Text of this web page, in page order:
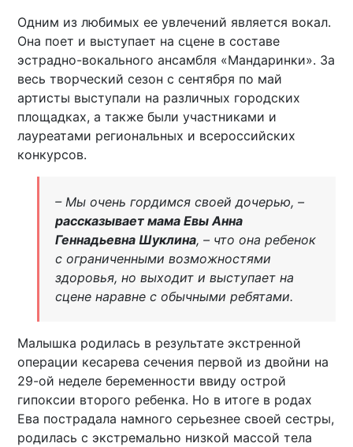
Одним из любимых ее увлечений является вокал.
Она поет и выступает на сцене в составе
эстрадно-вокального ансамбля «Мандаринки». За
весь творческий сезон с сентября по май
артисты выступали на различных городских
площадках, а также были участниками и
лауреатами региональных и всероссийских
конкурсов.
– Мы очень гордимся своей дочерью, –
рассказывает мама Евы Анна
Геннадьевна Шуклина, – что она ребенок
с ограниченными возможностями
здоровья, но выходит и выступает на
сцене наравне с обычными ребятами.
Малышка родилась в результате экстренной
операции кесарева сечения первой из двойни на
29-ой неделе беременности ввиду острой
гипоксии второго ребенка. Но в итоге в родах
Ева пострадала намного серьезнее своей сестры,
родилась с экстремально низкой массой тела